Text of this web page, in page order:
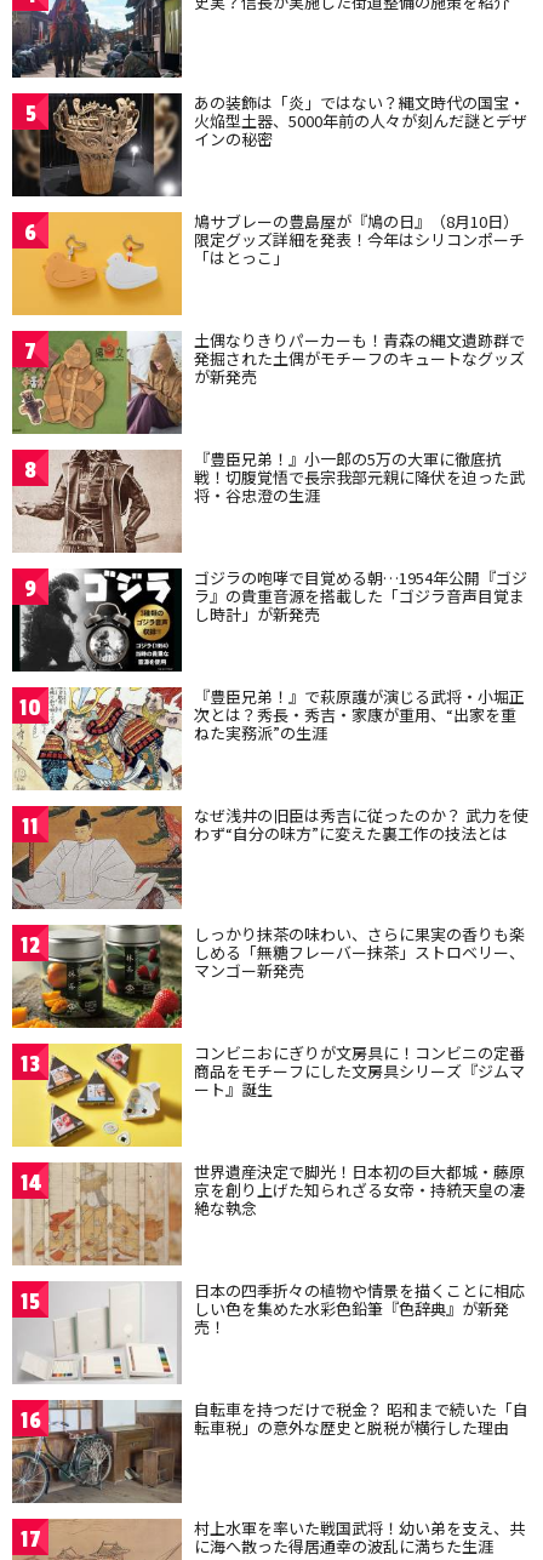
5 あの装飾は「炎」ではない？縄文時代の国宝・
火焔型土器、5000年前の人々が刻んだ謎とデザ
インの秘密
6 鳩サブレーの豊島屋が『鳩の日』（8月10日）
限定グッズ詳細を発表！今年はシリコンポーチ
「はとっこ」
7 土偶なりきりパーカーも！青森の縄文遺跡群で
発掘された土偶がモチーフのキュートなグッズ
が新発売
8 『豊臣兄弟！』小一郎の5万の大軍に徹底抗
戦！切腹覚悟で長宗我部元親に降伏を迫った武
将・谷忠澄の生涯
9 ゴジラの咆哮で目覚める朝…1954年公開『ゴジ
ラ』の貴重音源を搭載した「ゴジラ音声目覚ま
し時計」が新発売
10 『豊臣兄弟！』で萩原護が演じる武将・小堀正
次とは？秀長・秀吉・家康が重用、“出家を重
ねた実務派”の生涯
11 なぜ浅井の旧臣は秀吉に従ったのか？ 武力を使
わず“自分の味方”に変えた裏工作の技法とは
12 しっかり抹茶の味わい、さらに果実の香りも楽
しめる「無糖フレーバー抹茶」ストロベリー、
マンゴー新発売
13 コンビニおにぎりが文房具に！コンビニの定番
商品をモチーフにした文房具シリーズ『ジムマ
ート』誕生
14 世界遺産決定で脚光！日本初の巨大都城・藤原
京を創り上げた知られざる女帝・持統天皇の凄
絶な執念
15 日本の四季折々の植物や情景を描くことに相応
しい色を集めた水彩色鉛筆『色辞典』が新発
売！
16 自転車を持つだけで税金？ 昭和まで続いた「自
転車税」の意外な歴史と脱税が横行した理由
17 村上水軍を率いた戦国武将！幼い弟を支え、共
に海へ散った得居通幸の波乱に満ちた生涯